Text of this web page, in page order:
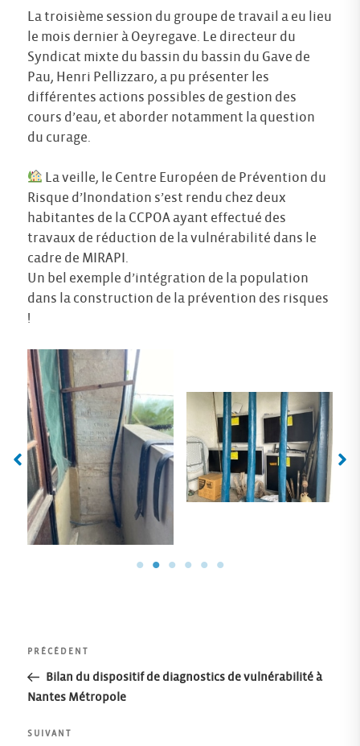
La troisième session du groupe de travail a eu lieu
le mois dernier à Oeyregave. Le directeur du
Syndicat mixte du bassin du bassin du Gave de
Pau, Henri Pellizzaro, a pu présenter les
différentes actions possibles de gestion des
cours d’eau, et aborder notamment la question
du curage.
La veille, le Centre Européen de Prévention du
Risque d’Inondation s’est rendu chez deux
habitantes de la CCPOA ayant effectué des
travaux de réduction de la vulnérabilité dans le
cadre de MIRAPI.
Un bel exemple d’intégration de la population
dans la construction de la prévention des risques
!
Navigation
de
Article
précédent
PRÉCÉDENT
Bilan du dispositif de diagnostics de vulnérabilité à
Nantes Métropole
Article
SUIVANT